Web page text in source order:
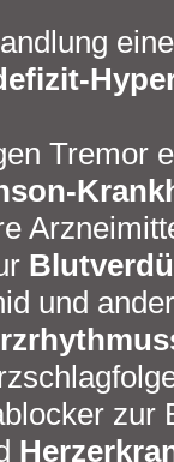
Tremor
und
zur